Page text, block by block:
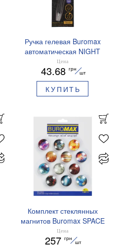
Ручка гелевая Buromax
автоматическая NIGHT
SKY ZODIAC 0.5 мм
ароматизированный грипп
синие чернила BM.8379-
01
Цена
43.68 грн
шт
КУПИТЬ
Комплект стеклянных
магнитов Buromax SPACE
12 шт 30 мм BM.0048
Цена
257 грн
шт